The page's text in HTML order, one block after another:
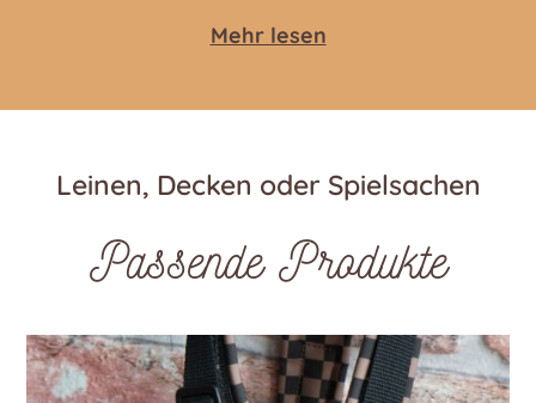
Mehr lesen
Leinen, Decken oder Spielsachen
Passende Produkte